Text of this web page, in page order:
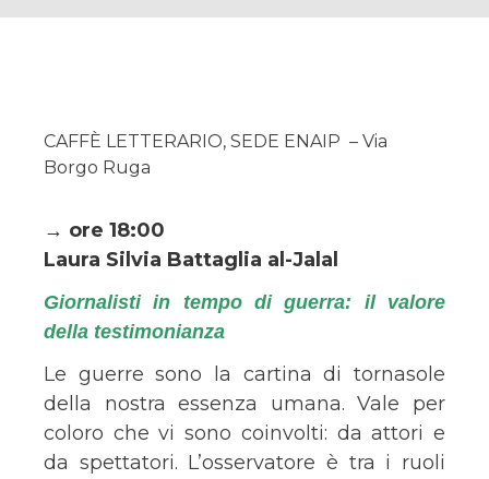
CAFFÈ LETTERARIO, SEDE ENAIP – Via
Borgo Ruga
→ ore 18:00
Laura Silvia Battaglia al-Jalal
Giornalisti in tempo di guerra: il valore
della testimonianza
Le guerre sono la cartina di tornasole
della nostra essenza umana. Vale per
coloro che vi sono coinvolti: da attori e
da spettatori. L’osservatore è tra i ruoli